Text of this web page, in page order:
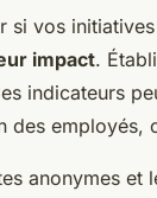
si vos
impact.
indicateurs
des employés,
anonymes